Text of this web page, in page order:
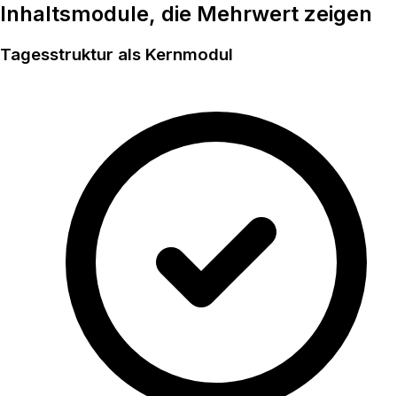
Inhaltsmodule, die Mehrwert zeigen
Tagesstruktur als Kernmodul